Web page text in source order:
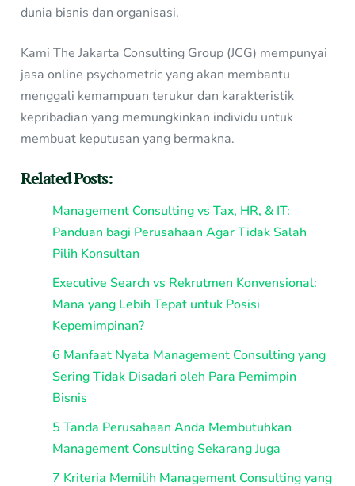
dunia bisnis dan organisasi.
Kami The Jakarta Consulting Group (JCG) mempunyai
jasa online psychometric yang akan membantu
menggali kemampuan terukur dan karakteristik
kepribadian yang memungkinkan individu untuk
membuat keputusan yang bermakna.
Related Posts:
Management Consulting vs Tax, HR, & IT:
Panduan bagi Perusahaan Agar Tidak Salah
Pilih Konsultan
Executive Search vs Rekrutmen Konvensional:
Mana yang Lebih Tepat untuk Posisi
Kepemimpinan?
6 Manfaat Nyata Management Consulting yang
Sering Tidak Disadari oleh Para Pemimpin
Bisnis
5 Tanda Perusahaan Anda Membutuhkan
Management Consulting Sekarang Juga
7 Kriteria Memilih Management Consulting yang